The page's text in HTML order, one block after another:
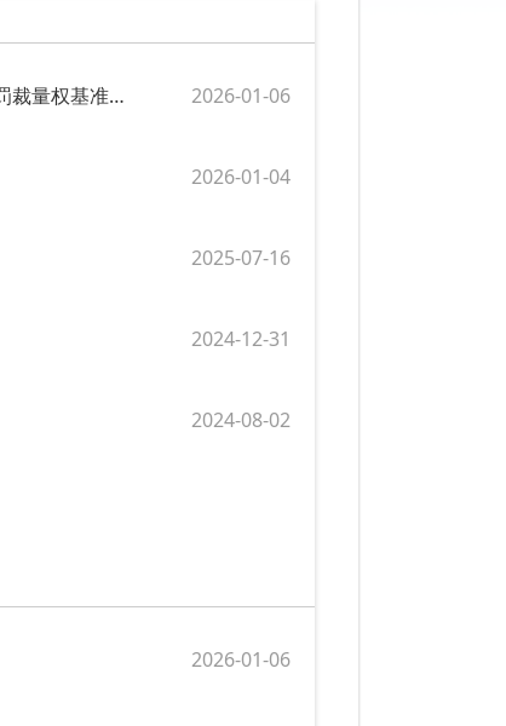
河南省统计局 国家统计局河南调查总队关于印发《河南省统计行政处罚裁量权基准（2025版）》的通知 2026-01-06
2026-01-04
2025-07-16
2024-12-31
2024-08-02
2026-01-06